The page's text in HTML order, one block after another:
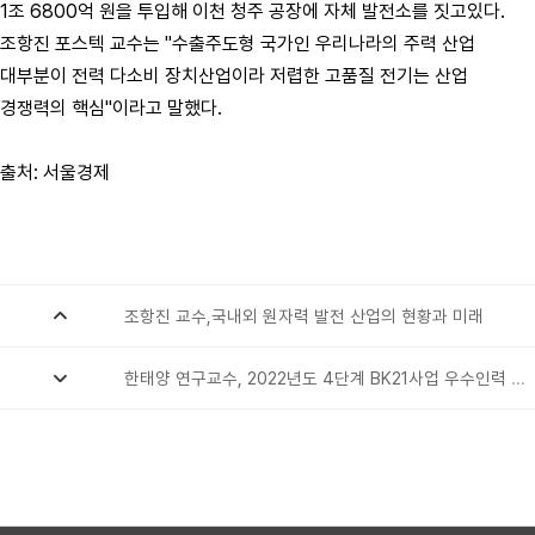
1조 6800억 원을 투입해 이천 청주 공장에 자체 발전소를 짓고있다.
조항진 포스텍 교수는 "수출주도형 국가인 우리나라의 주력 산업
대부분이 전력 다소비 장치산업이라 저렵한 고품질 전기는 산업
경쟁력의 핵심"이라고 말했다.
출처: 서울경제
조항진 교수,국내외 원자력 발전 산업의 현황과 미래
2023.04.27한태양 연구교수, 2022년도 4단계 BK21사업 우수인력 선정 부총리 겸 교육부장관 표창